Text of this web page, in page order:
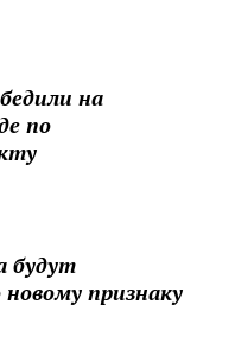
на
по
будут
признаку